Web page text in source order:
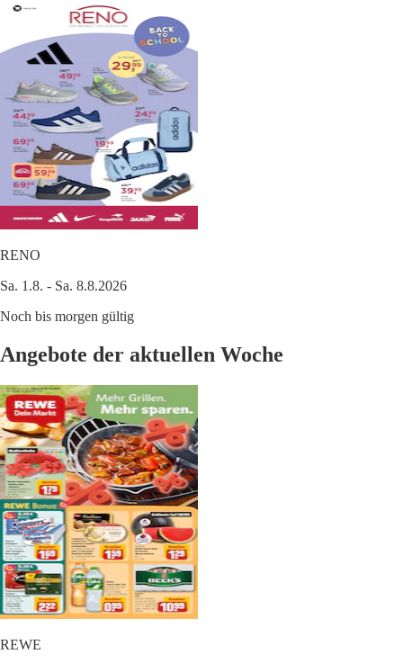
RENO
Sa. 1.8. - Sa. 8.8.2026
Noch bis morgen gültig
Angebote der aktuellen Woche
REWE